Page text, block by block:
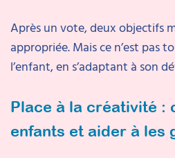
Après un vote, deux objectifs
appropriée. Mais ce n’est pas
l’enfant, en s’adaptant à son
Place à la créativité :
enfants et aider à les